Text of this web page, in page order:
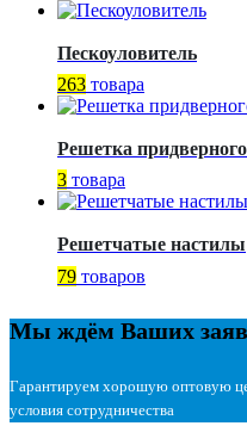
Пескоуловитель
263 товара
Решетка
3 товара
Решетчатые настилы
79 товаров
Мы ждём Ваших
Гарантируем хорошую оптовую
условия сотрудничества